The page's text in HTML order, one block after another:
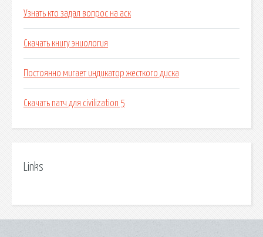
Узнать кто задал вопрос на аск
Скачать книгу эниология
Постоянно мигает индикатор жесткого диска
Скачать патч для civilization 5
Links